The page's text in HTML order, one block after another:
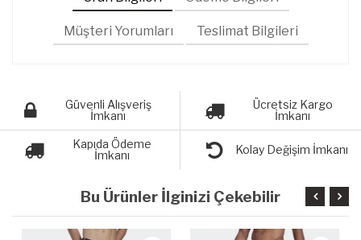
Müşteri Yorumları Teslimat Bilgileri
Güvenli Alışveriş
İmkanı
Ücretsiz Kargo
İmkanı
Kapıda Ödeme
İmkanı
Kolay Değişim İmkanı
Bu Ürünler İlginizi Çekebilir